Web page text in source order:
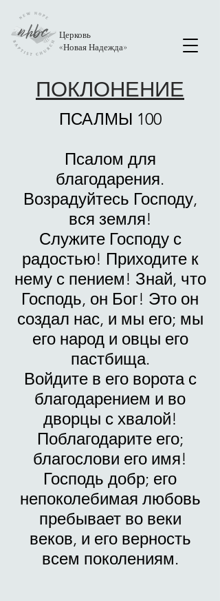
Церковь
«Новая Надежда»
ПОКЛОНЕНИЕ
ПСАЛМЫ 100
Псалом для
благодарения.
Возрадуйтесь Господу,
вся земля!
Служите Господу с
радостью! Приходите к
нему с пением! Знай, что
Господь, он Бог! Это он
создал нас, и мы его; мы
его народ и овцы его
пастбища.
Войдите в его ворота с
благодарением и во
дворцы с хвалой!
Поблагодарите его;
благослови его имя!
Господь добр; его
непоколебимая любовь
пребывает во веки
веков, и его верность
всем поколениям.